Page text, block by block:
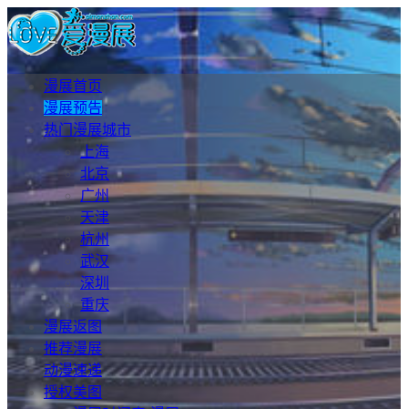
漫展首页
漫展预告
热门漫展城市
上海
北京
广州
天津
杭州
武汉
深圳
重庆
漫展返图
推荐漫展
动漫速递
授权美图